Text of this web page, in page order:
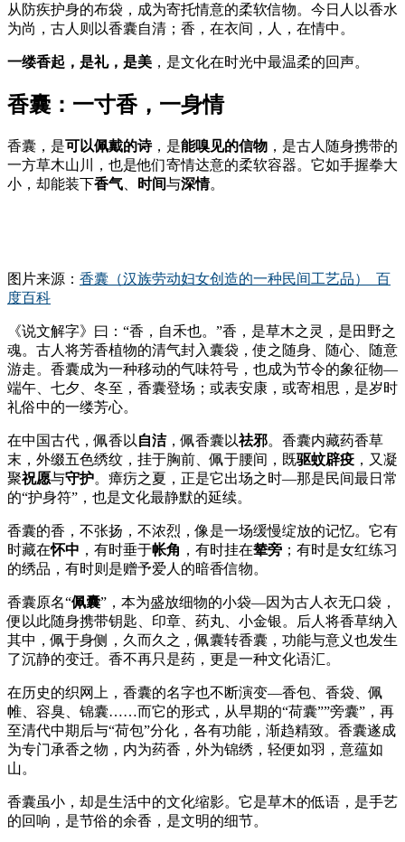
从防疾护身的布袋，成为寄托情意的柔软信物。今日人以香水
为尚，古人则以香囊自清；香，在衣间，人，在情中。
一缕香起，是礼，是美 ，是文化在时光中最温柔的回声。
香囊：一寸香，一身情
香囊，是可以佩戴的诗，是能嗅见的信物 ，是古人随身携带的
一方草木山川，也是他们寄情达意的柔软容器。它如手握拳大
小，却能装下香气 时间与深情。
图片来源： 香囊（汉族劳动妇女创造的一种民间工艺品）_百
度百科
《说文解字》曰：“香，自禾也。”香，是草木之灵，是田野之
魂。古人将芳香植物的清气封入囊袋，使之随身、随心、随意
游走。香囊成为一种移动的气味符号，也成为节令的象征物—
端午、七夕、冬至，香囊登场；或表安康，或寄相思，是岁时
礼俗中的一缕芳心。
在中国古代，佩香以 自洁，佩香囊以祛邪。香囊内藏药香草
末，外缀五色绣纹，挂于胸前、佩于腰间，既驱蚊辟疫 ，又凝
聚祝愿与守护。瘴疠之夏，正是它出场之时—那是民间最日常
的“护身符”，也是文化最静默的延续。
香囊的香，不张扬，不浓烈，像是一场缓慢绽放的记忆。它有
时藏在怀中 ，有时垂于帐角 ，有时挂在辇旁 ；有时是女红练习
的绣品，有时则是赠予爱人的暗香信物。
香囊原名“佩囊”，本为盛放细物的小袋—因为古人衣无口袋，
便以此随身携带钥匙、印章、药丸、小金银。后人将香草纳入
其中，佩于身侧，久而久之，佩囊转香囊，功能与意义也发生
了沉静的变迁。香不再只是药，更是一种文化语汇。
在历史的织网上，香囊的名字也不断演变—香包、香袋、佩
帷、容臭、锦囊……而它的形式，从早期的“荷囊””旁囊”，再
至清代中期后与“荷包”分化，各有功能，渐趋精致。香囊遂成
为专门承香之物，内为药香，外为锦绣，轻便如羽，意蕴如
山。
香囊虽小，却是生活中的文化缩影。它是草木的低语，是手艺
的回响，是节俗的余香，是文明的细节。